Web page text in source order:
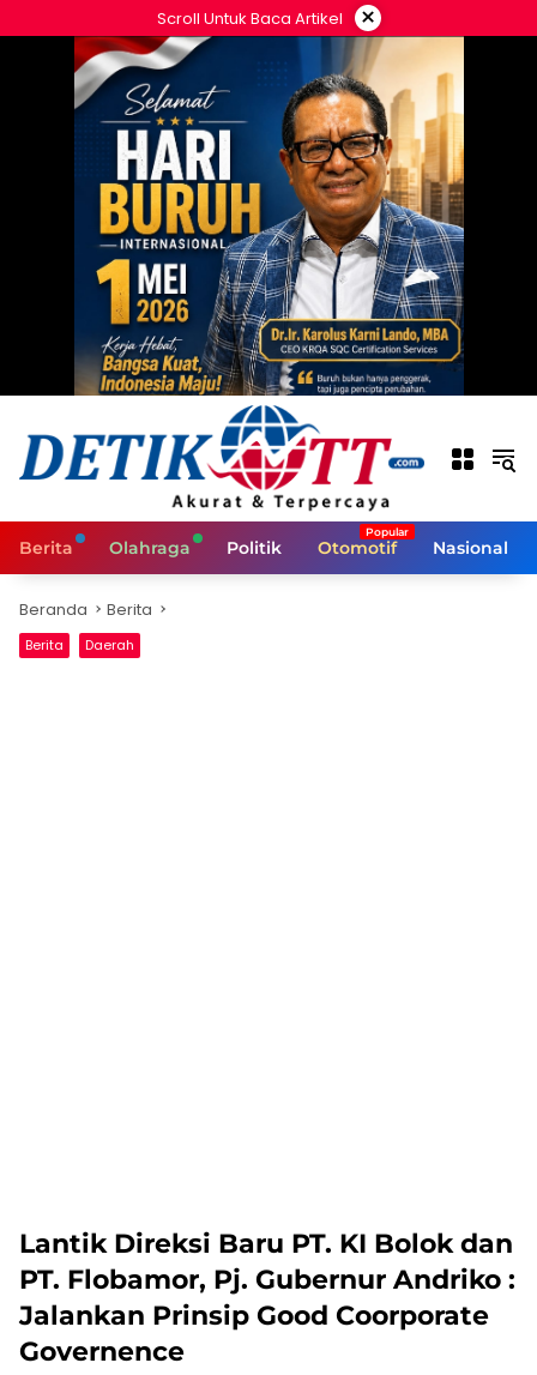
ke
Scroll Untuk Baca Artikel ×
Berita Olahraga Politik Otomotif Nasional
Beranda Berita
Berita Daerah
Lantik Direksi Baru PT. KI Bolok dan
PT. Flobamor, Pj. Gubernur Andriko :
Jalankan Prinsip Good Coorporate
Governence